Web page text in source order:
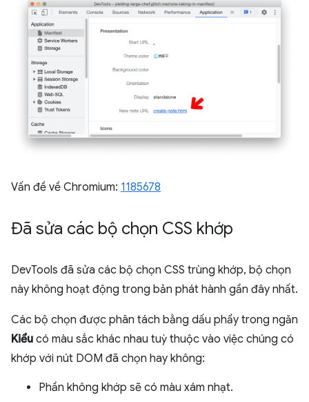
Vấn đề về Chromium: 1185678
Đã sửa các bộ chọn CSS khớp
DevTools đã sửa các bộ chọn CSS trùng khớp, bộ chọn
này không hoạt động trong bản phát hành gần đây nhất.
Các bộ chọn được phân tách bằng dấu phẩy trong ngăn
Kiểu có màu sắc khác nhau tuỳ thuộc vào việc chúng có
khớp với nút DOM đã chọn hay không:
Phần không khớp sẽ có màu xám nhạt.